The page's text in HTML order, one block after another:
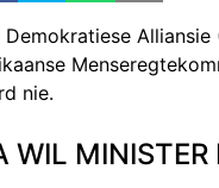
Demokratiese
nie.
WIL